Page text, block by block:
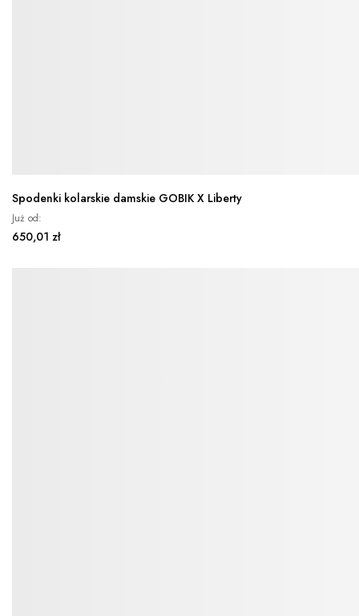
Spodenki kolarskie damskie GOBIK X Liberty
Już od
650,01 zł